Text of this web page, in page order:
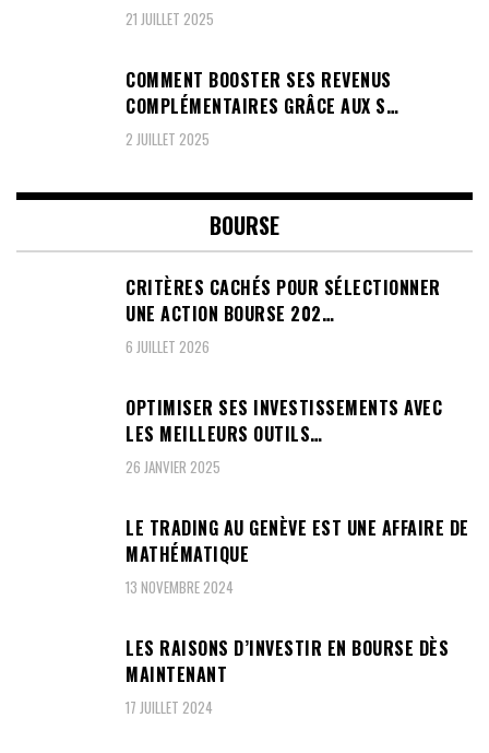
21 JUILLET 2025
COMMENT BOOSTER SES REVENUS
COMPLÉMENTAIRES GRÂCE AUX S…
2 JUILLET 2025
BOURSE
CRITÈRES CACHÉS POUR SÉLECTIONNER
UNE ACTION BOURSE 202…
6 JUILLET 2026
OPTIMISER SES INVESTISSEMENTS AVEC
LES MEILLEURS OUTILS…
26 JANVIER 2025
LE TRADING AU GENÈVE EST UNE AFFAIRE DE
MATHÉMATIQUE
13 NOVEMBRE 2024
LES RAISONS D’INVESTIR EN BOURSE DÈS
MAINTENANT
17 JUILLET 2024